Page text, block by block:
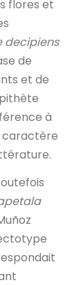
flores et
decipiens
de
et de
à
caractère